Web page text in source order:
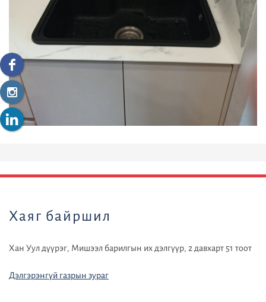
Хаяг байршил
Хан Уул дүүрэг, Мишээл барилгын их дэлгүүр, 2 давхарт 51 тоот
Дэлгэрэнгүй газрын зураг